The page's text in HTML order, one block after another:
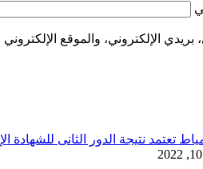
الإلكتروني، والموقع
تعتمد نتيجة الدور الثانى للشهادة